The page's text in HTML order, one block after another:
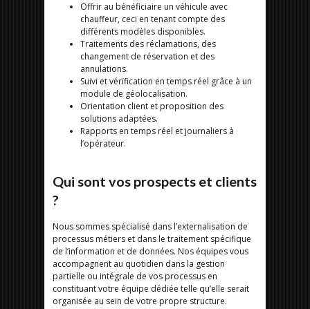
Offrir au bénéficiaire un véhicule avec
chauffeur, ceci en tenant compte des
différents modèles disponibles.
Traitements des réclamations, des
changement de réservation et des
annulations.
Suivi et vérification en temps réel grâce à un
module de géolocalisation.
Orientation client et proposition des
solutions adaptées.
Rapports en temps réel et journaliers à
l’opérateur.
Qui sont vos prospects et clients
?
Nous sommes spécialisé dans l’externalisation de
processus métiers et dans le traitement spécifique
de l’information et de données. Nos équipes vous
accompagnent au quotidien dans la gestion
partielle ou intégrale de vos processus en
constituant votre équipe dédiée telle qu’elle serait
organisée au sein de votre propre structure.